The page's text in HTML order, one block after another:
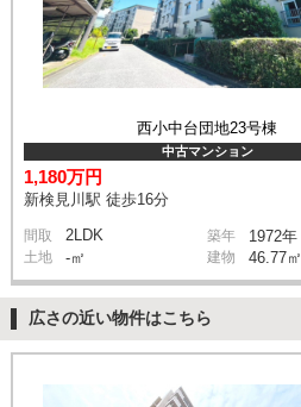
西小中台団地23号棟
中古マンション
1,180万円
新検見川駅 徒歩16分
間取 2LDK 築年 1972年
土地 -㎡ 建物 46.77㎡
広さの近い物件はこちら